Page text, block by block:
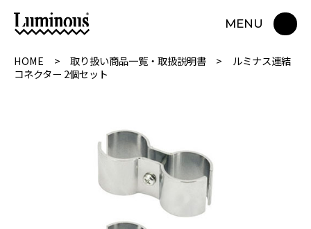
MENU
HOME 取り扱い商品一覧・取扱説明書
ルミナス連結
コネクター 2個セット